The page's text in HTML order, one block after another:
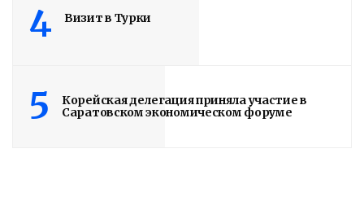
4 Визит в Турки
5
Корейская делегация приняла участие в
Саратовском экономическом форуме